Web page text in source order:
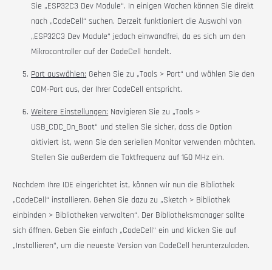
Sie „ESP32C3 Dev Module“. In einigen Wochen können Sie direkt
nach „CodeCell“ suchen. Derzeit funktioniert die Auswahl von
„ESP32C3 Dev Module“ jedoch einwandfrei, da es sich um den
Mikrocontroller auf der CodeCell handelt.
Port auswählen: Gehen Sie zu „Tools > Port“ und wählen Sie den
COM-Port aus, der Ihrer CodeCell entspricht.
Weitere Einstellungen: Navigieren Sie zu „Tools >
USB_CDC_On_Boot“ und stellen Sie sicher, dass die Option
aktiviert ist, wenn Sie den seriellen Monitor verwenden möchten.
Stellen Sie außerdem die Taktfrequenz auf 160 MHz ein.
Nachdem Ihre IDE eingerichtet ist, können wir nun die Bibliothek
„CodeCell“ installieren. Gehen Sie dazu zu „Sketch > Bibliothek
einbinden > Bibliotheken verwalten“. Der Bibliotheksmanager sollte
sich öffnen. Geben Sie einfach „CodeCell“ ein und klicken Sie auf
„Installieren“, um die neueste Version von CodeCell herunterzuladen.